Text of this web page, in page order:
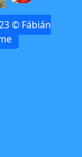
© Fábián